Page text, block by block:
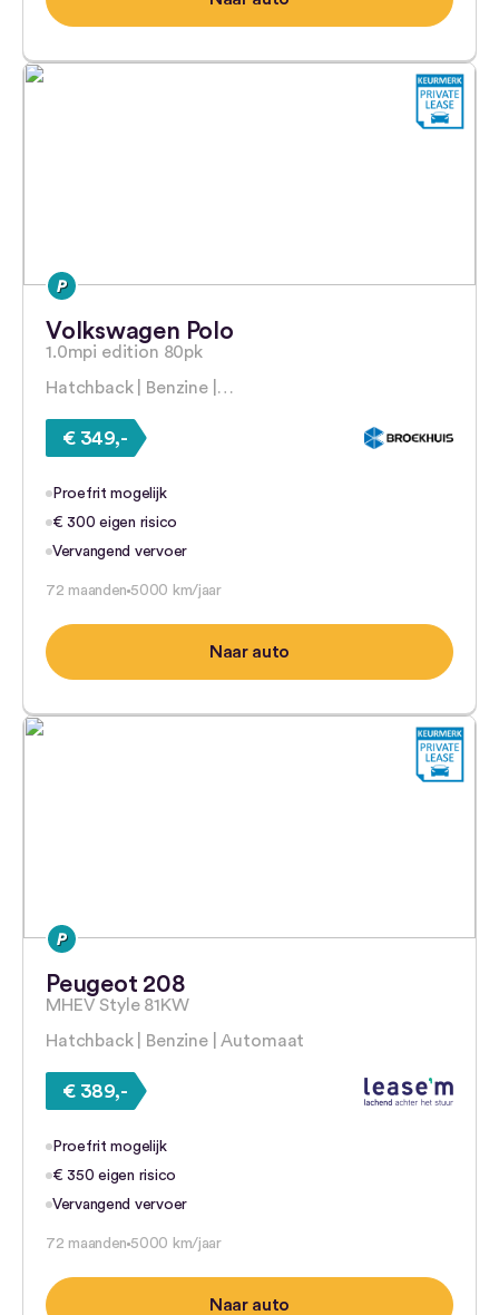
Volkswagen Polo
1.0mpi edition 80pk
Hatchback | Benzine |…
€ 349,-
Proefrit mogelijk
€ 300 eigen risico
Vervangend vervoer
72 maanden 5000 km/jaar
Naar auto
Peugeot 208
MHEV Style 81KW
Hatchback | Benzine | Automaat
€ 389,-
Proefrit mogelijk
€ 350 eigen risico
Vervangend vervoer
72 maanden 5000 km/jaar
Naar auto